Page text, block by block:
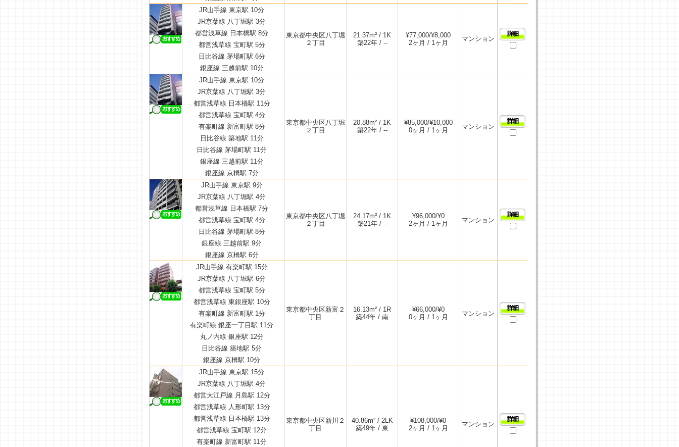
JR山手線 東京駅 10分
JR京葉線 八丁堀駅 3分
都営浅草線 日本橋駅 8分
都営浅草線 宝町駅 5分
日比谷線 茅場町駅 6分
銀座線 三越前駅 10分
東京都中央区八丁堀
２丁目
21.37m² / 1K
築22年 / --
¥77,000/¥8,000
2ヶ月 / 1ヶ月
マンション
JR山手線 東京駅 10分
JR京葉線 八丁堀駅 3分
都営浅草線 日本橋駅 11分
都営浅草線 宝町駅 4分
有楽町線 新富町駅 8分
日比谷線 築地駅 11分
日比谷線 茅場町駅 11分
銀座線 三越前駅 11分
銀座線 京橋駅 7分
東京都中央区八丁堀
２丁目
20.88m² / 1K
築22年 / --
¥85,000/¥10,000
0ヶ月 / 1ヶ月
マンション
JR山手線 東京駅 9分
JR京葉線 八丁堀駅 4分
都営浅草線 日本橋駅 7分
都営浅草線 宝町駅 4分
日比谷線 茅場町駅 8分
銀座線 三越前駅 9分
銀座線 京橋駅 6分
東京都中央区八丁堀
２丁目
24.17m² / 1K
築21年 / --
¥96,000/¥0
2ヶ月 / 1ヶ月
マンション
JR山手線 有楽町駅 15分
JR京葉線 八丁堀駅 6分
都営浅草線 宝町駅 5分
都営浅草線 東銀座駅 10分
有楽町線 新富町駅 1分
有楽町線 銀座一丁目駅 11分
丸ノ内線 銀座駅 12分
日比谷線 築地駅 5分
銀座線 京橋駅 10分
東京都中央区新富２
丁目
16.13m² / 1R
築44年 / 南
¥66,000/¥0
0ヶ月 / 1ヶ月
マンション
JR山手線 東京駅 15分
JR京葉線 八丁堀駅 4分
都営大江戸線 月島駅 12分
都営浅草線 人形町駅 13分
都営浅草線 日本橋駅 13分
都営浅草線 宝町駅 12分
有楽町線 新富町駅 11分
東京都中央区新川２
丁目
40.86m² / 2LK
築49年 / 東
¥108,000/¥0
2ヶ月 / 1ヶ月
マンション